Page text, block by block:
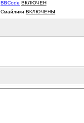
BBCode ВКЛЮЧЕН
Смайлики ВКЛЮЧЕНЫ